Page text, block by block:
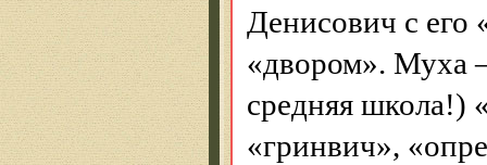
Денисович с его
«двором». Муха
средняя школа!)
«гринвич»,